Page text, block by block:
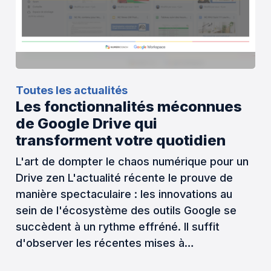
Toutes les actualités
Les fonctionnalités méconnues
de Google Drive qui
transforment votre quotidien
L'art de dompter le chaos numérique pour un
Drive zen L'actualité récente le prouve de
manière spectaculaire : les innovations au
sein de l'écosystème des outils Google se
succèdent à un rythme effréné. Il suffit
d'observer les récentes mises à…